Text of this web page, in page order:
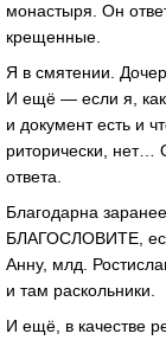
монастыря. Он
крещенные.
Я в смятении.
И ещё — если я,
и документ есть и
риторически, нет…
ответа.
Благодарна
БЛАГОСЛОВИТЕ,
Анну, млд.
и там раскольники.
И ещё, в качестве